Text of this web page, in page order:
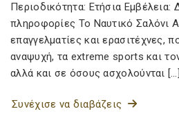
Περιοδικότητα: Ετήσια Εμβέλεια:
πληροφορίες Το Ναυτικό Σαλόνι
επαγγελματίες και ερασιτέχνες,
αναψυχή, τα extreme sports και
αλλά και σε όσους ασχολούνται […]
Συνέχισε να διαβάζεις